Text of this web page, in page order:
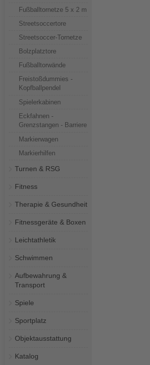
Fußballtornetze 5 x 2 m
Streetsoccertore
Streetsoccer-Tornetze
Bolzplatztore
Fußballtorwände
Freistoßdummies -
Kopfballpendel
Spielerkabinen
Eckfahnen -
Grenzstangen - Barriere
Markierwagen
Markierhilfen
Turnen & RSG
Fitness
Therapie & Gesundheit
Fitnessgeräte & Boxen
Leichtathletik
Schwimmen
Aufbewahrung &
Transport
Spiele
Sportplatz
Objektausstattung
Katalog